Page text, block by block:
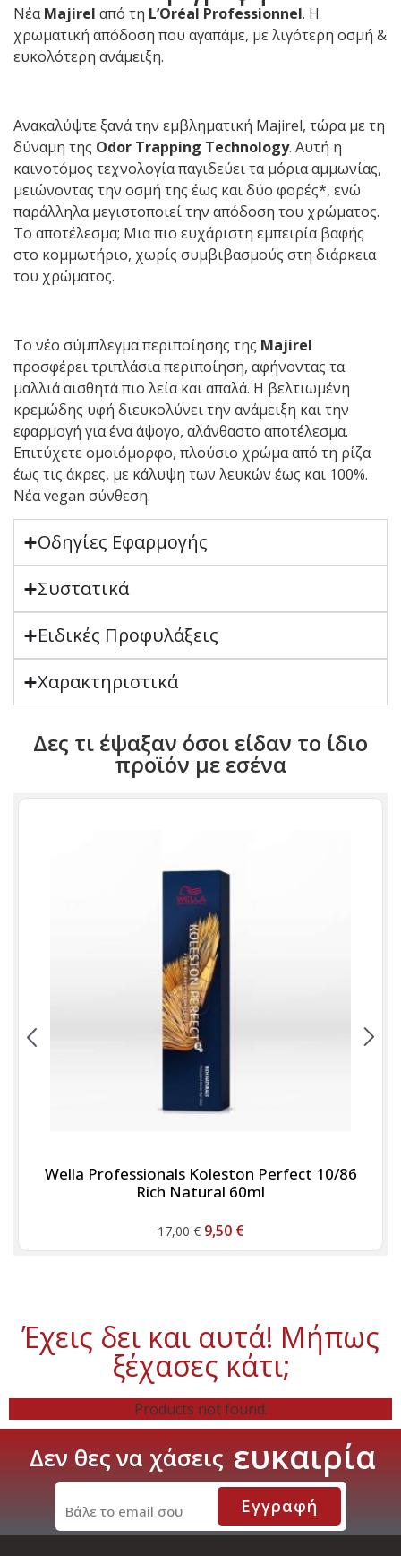
ΝέαMajirel από τη L’Oréal Professionnel. Η
χρωματική απόδοση που αγαπάμε, με λιγότερη οσμή &
ευκολότερη ανάμειξη.
Ανακαλύψτε ξανά την εμβληματική Majirel, τώρα με τη
δύναμη της Odor Trapping Technology. Αυτή η
καινοτόμος τεχνολογία παγιδεύει τα μόρια αμμωνίας,
μειώνοντας την οσμή της έως και δύο φορές*, ενώ
παράλληλα μεγιστοποιεί την απόδοση του χρώματος.
Το αποτέλεσμα; Μια πιο ευχάριστη εμπειρία βαφής
στο κομμωτήριο, χωρίς συμβιβασμούς στη διάρκεια
του χρώματος.
Το νέο σύμπλεγμα περιποίησης της Majirel
προσφέρει τριπλάσια περιποίηση, αφήνοντας τα
μαλλιά αισθητά πιο λεία και απαλά. Η βελτιωμένη
κρεμώδης υφή διευκολύνει την ανάμειξη και την
εφαρμογή για ένα άψογο, αλάνθαστο αποτέλεσμα.
Επιτύχετε ομοιόμορφο, πλούσιο χρώμα από τη ρίζα
έως τις άκρες, με κάλυψη των λευκών έως και 100%.
Νέα vegan σύνθεση.
Οδηγίες Εφαρμογής
Συστατικά
Ειδικές Προφυλάξεις
Χαρακτηριστικά
Δες τι έψαξαν όσοι είδαν το ίδιο
προϊόν με εσένα
Wella Professionals Koleston Perfect 10/86
Rich Natural 60ml
17,00€ 9,50 €
Έχεις δει και αυτά! Μήπως
ξέχασες κάτι;
Products not found.
Δεν θες να χάσεις ευκαιρία
Εγγραφή